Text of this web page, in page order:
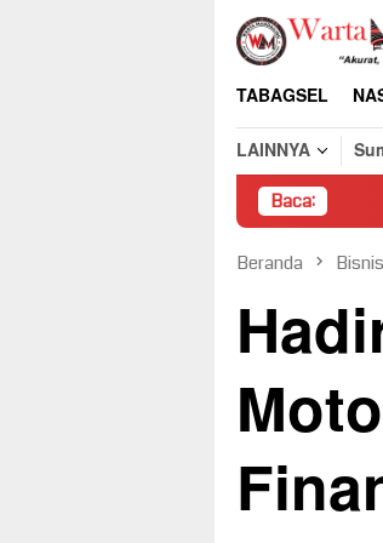
Loncat
konten
TABAGSEL
LAINNYA
Baca:
Beranda Bisnis